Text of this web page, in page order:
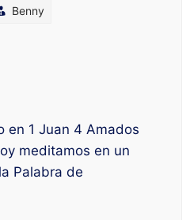
Benny
en 1 Juan 4 Amados
meditamos en un
Palabra de